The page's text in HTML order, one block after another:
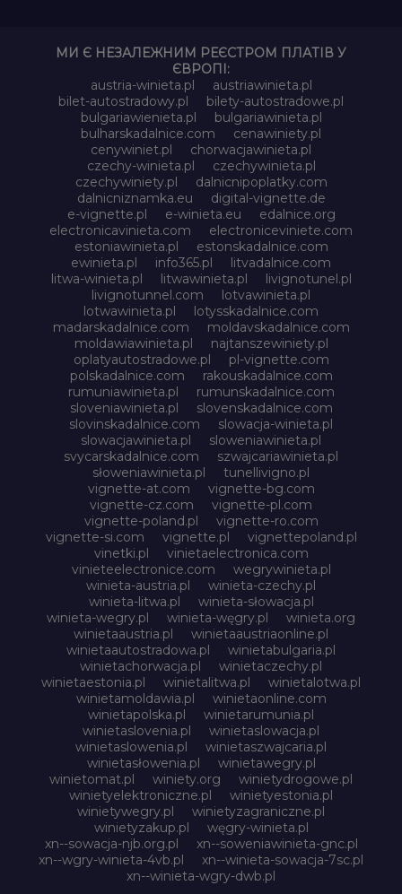
МИ Є НЕЗАЛЕЖНИМ РЕЄСТРОМ ПЛАТІВ У
ЄВРОПІ:
austria-winieta.pl
austriawinieta.pl
bilet-autostradowy.pl
bilety-autostradowe.pl
bulgariawienieta.pl
bulgariawinieta.pl
bulharskadalnice.com
cenawiniety.pl
cenywiniet.pl
chorwacjawinieta.pl
czechy-winieta.pl
czechywinieta.pl
czechywiniety.pl
dalnicnipoplatky.com
dalnicniznamka.eu
digital-vignette.de
e-vignette.pl
e-winieta.eu
edalnice.org
electronicavinieta.com
electroniceviniete.com
estoniawinieta.pl
estonskadalnice.com
ewinieta.pl
info365.pl
litvadalnice.com
litwa-winieta.pl
litwawinieta.pl
livignotunel.pl
livignotunnel.com
lotvawinieta.pl
lotwawinieta.pl
lotysskadalnice.com
madarskadalnice.com
moldavskadalnice.com
moldawiawinieta.pl
najtanszewiniety.pl
oplatyautostradowe.pl
pl-vignette.com
polskadalnice.com
rakouskadalnice.com
rumuniawinieta.pl
rumunskadalnice.com
sloveniawinieta.pl
slovenskadalnice.com
slovinskadalnice.com
slowacja-winieta.pl
slowacjawinieta.pl
sloweniawinieta.pl
svycarskadalnice.com
szwajcariawinieta.pl
słoweniawinieta.pl
tunellivigno.pl
vignette-at.com
vignette-bg.com
vignette-cz.com
vignette-pl.com
vignette-poland.pl
vignette-ro.com
vignette-si.com
vignette.pl
vignettepoland.pl
vinetki.pl
vinietaelectronica.com
vinieteelectronice.com
wegrywinieta.pl
winieta-austria.pl
winieta-czechy.pl
winieta-litwa.pl
winieta-słowacja.pl
winieta-wegry.pl
winieta-węgry.pl
winieta.org
winietaaustria.pl
winietaaustriaonline.pl
winietaautostradowa.pl
winietabulgaria.pl
winietachorwacja.pl
winietaczechy.pl
winietaestonia.pl
winietalitwa.pl
winietalotwa.pl
winietamoldawia.pl
winietaonline.com
winietapolska.pl
winietarumunia.pl
winietaslovenia.pl
winietaslowacja.pl
winietaslowenia.pl
winietaszwajcaria.pl
winietasłowenia.pl
winietawegry.pl
winietomat.pl
winiety.org
winietydrogowe.pl
winietyelektroniczne.pl
winietyestonia.pl
winietywegry.pl
winietyzagraniczne.pl
winietyzakup.pl
węgry-winieta.pl
xn--sowacja-njb.org.pl
xn--soweniawinieta-gnc.pl
xn--wgry-winieta-4vb.pl
xn--winieta-sowacja-7sc.pl
xn--winieta-wgry-dwb.pl